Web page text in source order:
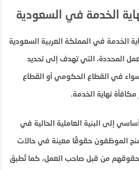
الخدمة في السعودية
الخدمة في المملكة العربية السعودية
المحددة، التي تهدف إلى تحديد
سواء في القطاع الحكومي أو القطاع
نهاية الخدمة.
إلى البنية العاملية الحالية في
الموظفون حقوقًا معينة في حالات
حقوقهم من قبل صاحب العمل، كما تُطبق